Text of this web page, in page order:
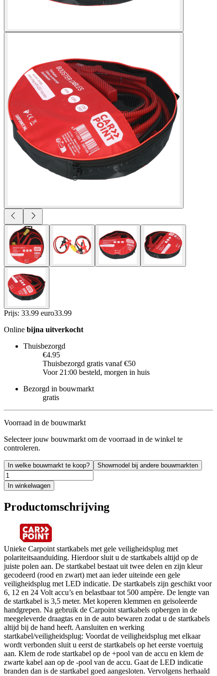
Prijs: 33.99 euro33.99
Online bijna uitverkocht
Thuisbezorgd
€4.95
Thuisbezorgd gratis vanaf €50
Voor 21:00 besteld, morgen in huis
Bezorgd in bouwmarkt
gratis
Voorraad in de bouwmarkt
Selecteer jouw bouwmarkt om de voorraad in de winkel te
controleren.
In welke bouwmarkt te koop? Showmodel bij andere bouwmarkten
In winkelwagen
Productomschrijving
Unieke Carpoint startkabels met gele veiligheidsplug met
polariteitsaanduiding. Hierdoor sluit u de startkabels altijd op de
juiste polen aan. De startkabel bestaat uit twee delen en zijn kleur
gecodeerd (rood en zwart) met aan ieder uiteinde een gele
veiligheidsplug met LED indicatie. De startkabels zijn geschikt voor
6, 12 en 24 Volt accu’s en belastbaar tot 500 ampère. De lengte van
de startkabel is 3,5 meter. Met koperen klemmen en geïsoleerde
handgrepen. Na gebruik de Carpoint startkabels opbergen in de
meegeleverde draagtas en in de auto bewaren zodat u de startkabels
altijd bij de hand heeft. Aansluiten en werking
startkabel/veiligheidsplug: Voordat de veiligheidsplug met elkaar
wordt verbonden sluit u eerst de startkabels op het eerste voertuig
aan. Klem de rode startkabel op de +pool van de accu en klem de
zwarte kabel aan op de -pool van de accu. Gaat de LED indicatie
branden dan is de startkabel goed aangesloten. Vervolgens herhaald